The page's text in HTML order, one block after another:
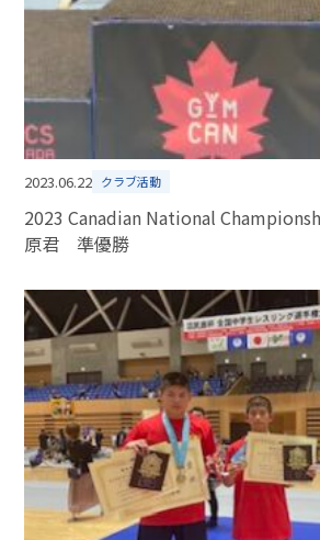
2023.06.22 クラブ活動
2023 Canadian National
原君 準優勝